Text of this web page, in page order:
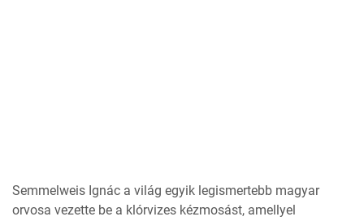
Semmelweis Ignác a világ egyik legismertebb magyar
orvosa vezette be a klórvizes kézmosást, amellyel